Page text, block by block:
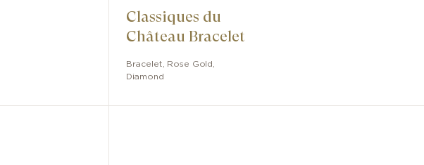
Classiques du
Château Bracelet
Bracelet Rose Gold
Diamond